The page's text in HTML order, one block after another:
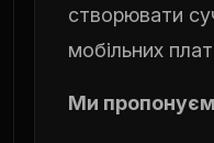
створювати
мобільних
Ми